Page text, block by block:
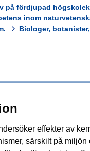
på fördjupad
inom
Biologer,
effekter av
särskilt på